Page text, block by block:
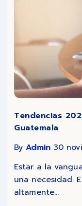
Tendencias
Guatemala
By Admin 30
Estar a la
una necesidad.
altamente...